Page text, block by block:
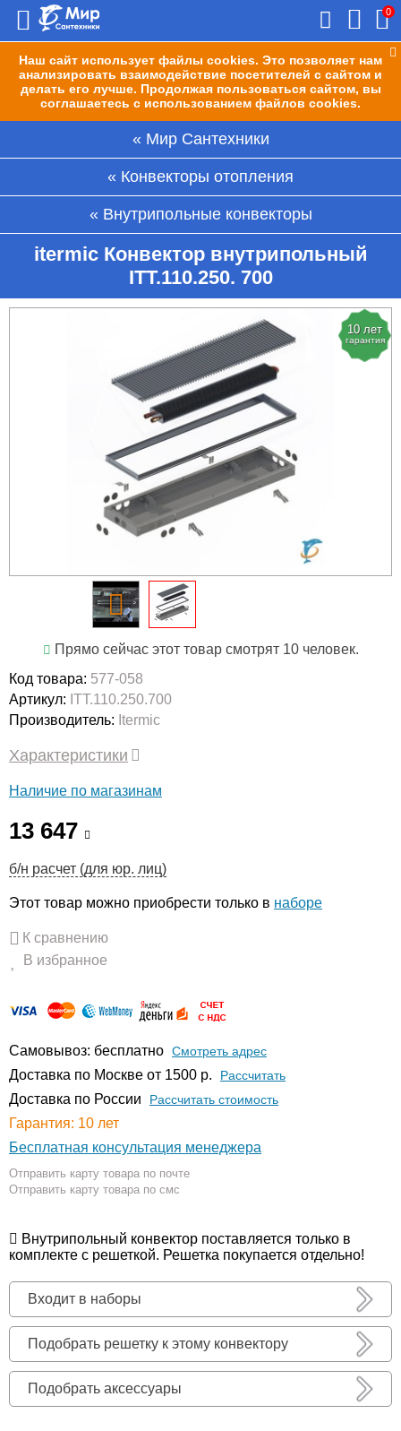
Наш сайт использует файлы cookies. Это позволяет нам
анализировать взаимодействие посетителей с сайтом и
делать его лучше. Продолжая пользоваться сайтом, вы
соглашаетесь с использованием файлов cookies.
0
Мир Сантехники
Конвекторы отопления
Внутрипольные конвекторы
itermic Конвектор внутрипольный
ITT.110.250. 700
10 лет
гарантия
Прямо сейчас этот товар смотрят 10 человек.
Код товара: 577-058
Артикул: ITT.110.250.700
Производитель: Itermic
Характеристики
Наличие по магазинам
13 647
б/н расчет (для юр. лиц)
Этот товар можно приобрести только в наборе
К сравнению
В избранное
Самовывоз: бесплатно Смотреть адрес
Доставка по Москве от 1500 р. Расcчитать
Доставка по России Рассчитать стоимость
Гарантия: 10 лет
Бесплатная консультация менеджера
Отправить карту товара по почте
Отправить карту товара по смс
Внутрипольный конвектор поставляется только в
комплекте с решеткой. Решетка покупается отдельно!
Входит в наборы
Подобрать решетку к этому конвектору
Подобрать аксессуары